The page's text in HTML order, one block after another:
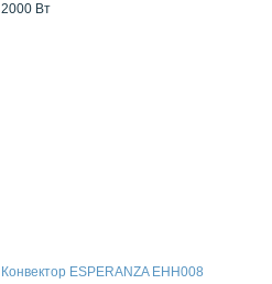
2000 Вт
Конвектор ESPERANZA EHH008